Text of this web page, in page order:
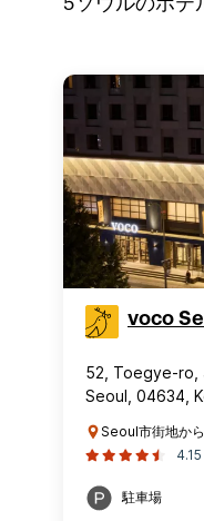
voco
52, Toegye-ro,
Seoul, 04634,
Seoul市街地か
4.15
駐車場